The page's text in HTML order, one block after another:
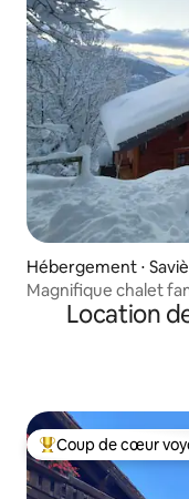
Hébergement ⋅
Magnifique chalet
Location
Coups de cœur
Coup de cœur